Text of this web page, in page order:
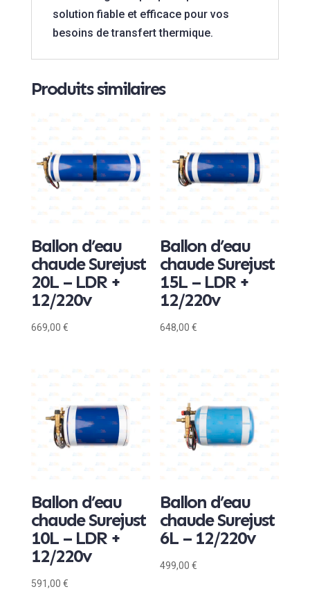
solution fiable et efficace pour vos
besoins de transfert thermique.
Produits similaires
Ballon d’eau
chaude Surejust
20L – LDR +
12/220v
669,00 €
Ballon d’eau
chaude Surejust
15L – LDR +
12/220v
648,00€
Ballon d’eau
chaude Surejust
10L – LDR +
12/220v
591,00 €
Ballon d’eau
chaude Surejust
6L – 12/220v
499,00€